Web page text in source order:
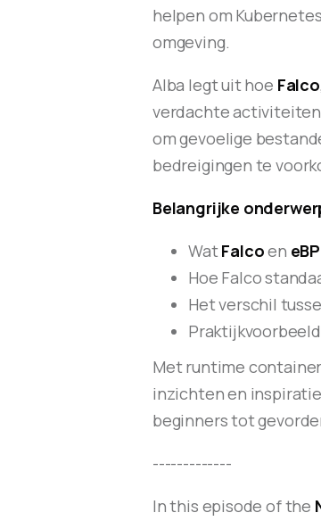
helpen om
omgeving.
Alba legt uit hoe Falco
verdachte
om gevoelige
bedreigingen te
Belangrijke
WatFalcoen
Hoe Falco
Het verschil
Met runtime
inzichten en
beginners tot
-------------
In this episode of the